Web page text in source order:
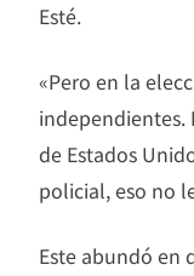
Esté.
«Pero en la
independientes.
de Estados
policial, eso no
Este abundó en